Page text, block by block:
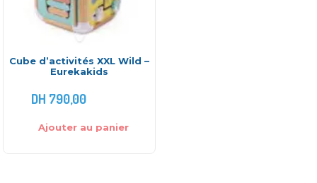
Cube d’activités XXL Wild –
Eurekakids
DH 790,00
Ajouter au panier